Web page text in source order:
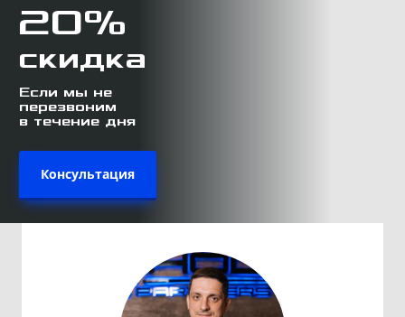
20%
скидка
Если мы не
перезвоним
в течение дня
Консультация